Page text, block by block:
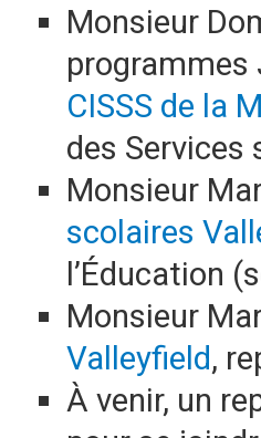
Monsieur
programmes
CISSS de la
des Services
Monsieur
scolaires
l’Éducation
Monsieur
Valleyfield,
À venir, un